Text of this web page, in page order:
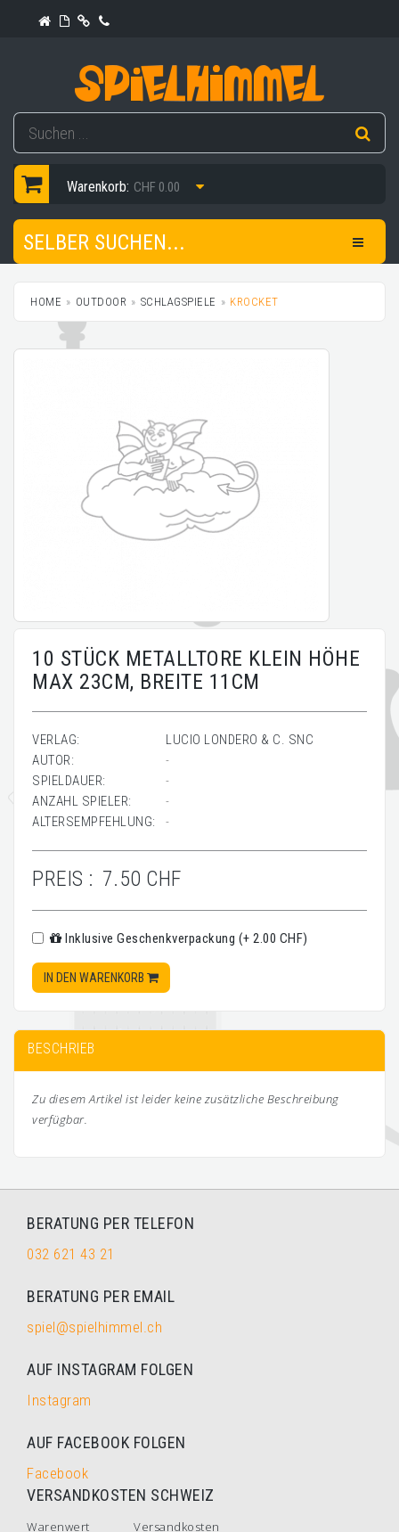
Warenkorb: CHF 0.00
SELBER SUCHEN...
HOME OUTDOOR SCHLAGSPIELE KROCKET
10 STÜCK METALLTORE KLEIN HÖHE
MAX 23CM, BREITE 11CM
VERLAG:
LUCIO LONDERO & C. SNC
AUTOR:
-
SPIELDAUER:
-
ANZAHL SPIELER:
-
ALTERSEMPFEHLUNG:
-
PREIS : 7.50 CHF
Inklusive Geschenkverpackung (+ 2.00 CHF)
IN DEN WARENKORB
BESCHRIEB
Zu diesem Artikel ist leider keine zusätzliche Beschreibung
verfügbar.
BERATUNG PER TELEFON
032 621 43 21
BERATUNG PER EMAIL
spiel@spielhimmel.ch
AUF INSTAGRAM FOLGEN
Instagram
AUF FACEBOOK FOLGEN
Facebook
VERSANDKOSTEN SCHWEIZ
Warenwert
Versandkosten